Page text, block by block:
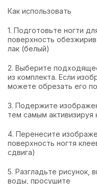
Как использовать
1. Подготовьте ногти
поверхность
лак (белый)
2. Выберите
из комплекта. Если
можете обрезать его
3. Подержите
тем самым активизируя
4. Перенесите
поверхность ногтя
сдвига)
5. Разгладьте рисунок,
воды, просушите